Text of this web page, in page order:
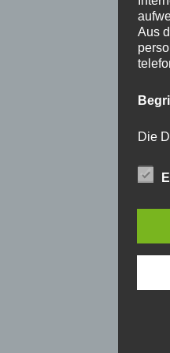
Aus
Die
dies
Wir